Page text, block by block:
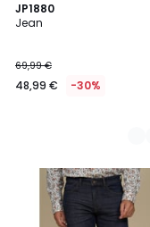
JP1880
Jean
69,99 €
48,99 € -30%
2
Couleurs